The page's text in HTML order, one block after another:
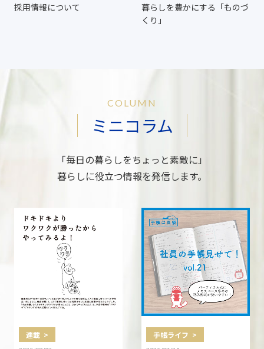
採用情報について
暮らしを豊かにする「ものづ
くり」
COLUMN
ミニコラム
「毎日の暮らしをちょっと素敵に」
暮らしに役立つ情報を発信します。
連載 > 手帳ライフ >